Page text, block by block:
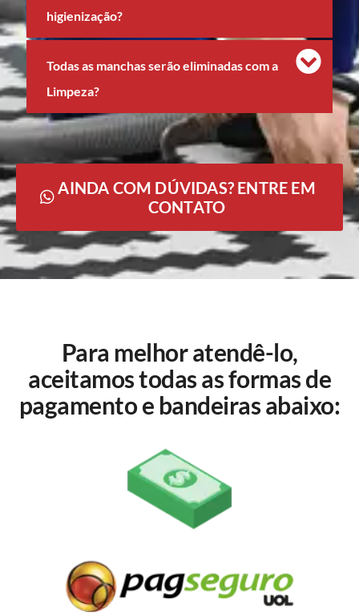
higienização?
Todas as manchas serão eliminadas com a
Limpeza?
AINDA COM DÚVIDAS? ENTRE EM
CONTATO
Para melhor atendê-lo,
aceitamos todas as formas de
pagamento e bandeiras abaixo: